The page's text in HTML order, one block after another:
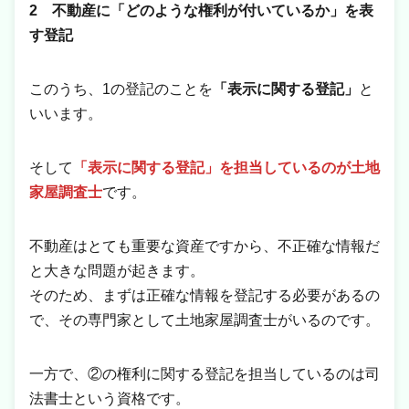
2 不動産に「どのような権利が付いているか」を表
す登記
このうち、1の登記のことを 「表示に関する登記」 と
いいます。
そして
「表示に関する登記」を担当しているのが土地
家屋調査士です。
不動産はとても重要な資産ですから、不正確な情報だ
と大きな問題が起きます。
そのため、まずは正確な情報を登記する必要があるの
で、その専門家として土地家屋調査士がいるのです。
一方で、②の権利に関する登記を担当しているのは司
法書士という資格です。